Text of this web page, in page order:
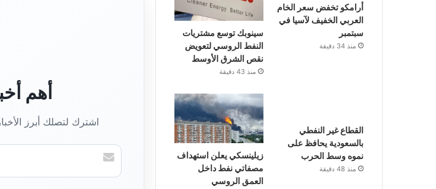
أهم
اشترك لتصلك أبرز
أ
خ
أرامكو تخفض سعر الخام
العربي الخفيف لآسيا في
سبتمبر
منذ 34 دقيقة
سينوبك توسع مشتريات
النفط الروسي لتعويض
نقص الشرق الأوسط
منذ 43 دقيقة
القطاع غير النفطي
بالسعودية يحافظ على
نموه وسط الحرب
منذ 48 دقيقة
زيلينسكي يعلن استهداف
مصفاتي نفط داخل
العمق الروسي